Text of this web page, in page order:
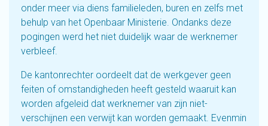
onder meer via diens familieleden, buren en zelfs met
behulp van het Openbaar Ministerie. Ondanks deze
pogingen werd het niet duidelijk waar de werknemer
verbleef.
De kantonrechter oordeelt dat de werkgever geen
feiten of omstandigheden heeft gesteld waaruit kan
worden afgeleid dat werknemer van zijn niet-
verschijnen een verwijt kan worden gemaakt. Evenmin